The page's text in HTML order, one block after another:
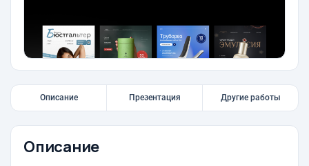
Описание Презентация Другие работы
Описание